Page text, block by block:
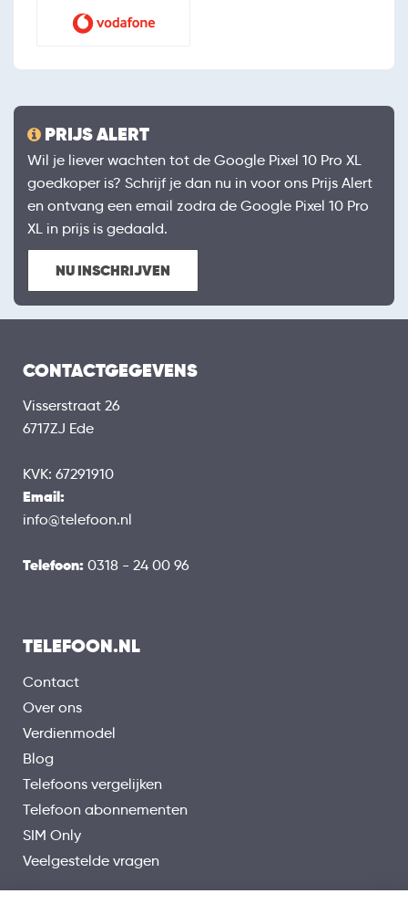
PRIJS ALERT
Wil je liever wachten tot de Google Pixel 10 Pro XL
goedkoper is? Schrijf je dan nu in voor ons Prijs Alert
en ontvang een email zodra de Google Pixel 10 Pro
XL in prijs is gedaald.
NU INSCHRIJVEN
CONTACTGEGEVENS
Visserstraat 26
6717ZJ Ede
KVK: 67291910
Email:
info@telefoon.nl
Telefoon: 0318 - 24 00 96
TELEFOON.NL
Contact
Over ons
Verdienmodel
Blog
Telefoons vergelijken
Telefoon abonnementen
SIM Only
Veelgestelde vragen